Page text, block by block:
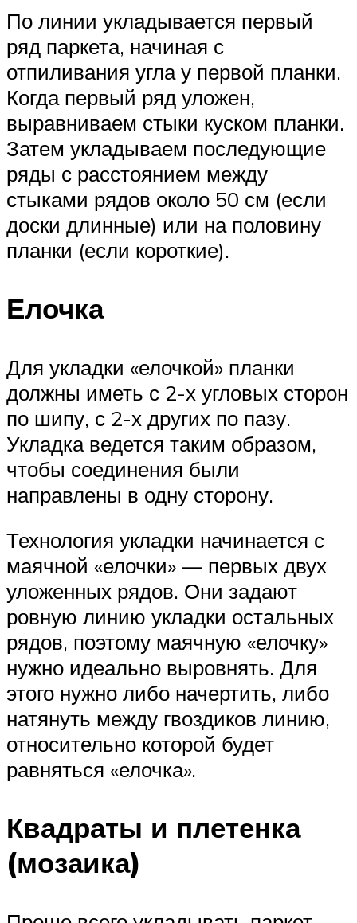
По линии укладывается первый
ряд паркета, начиная с
отпиливания угла у первой планки.
Когда первый ряд уложен,
выравниваем стыки куском планки.
Затем укладываем последующие
ряды с расстоянием между
стыками рядов около 50 см (если
доски длинные) или на половину
планки (если короткие).
Елочка
Для укладки «елочкой» планки
должны иметь с 2-х угловых сторон
по шипу, с 2-х других по пазу.
Укладка ведется таким образом,
чтобы соединения были
направлены в одну сторону.
Технология укладки начинается с
маячной «елочки» — первых двух
уложенных рядов. Они задают
ровную линию укладки остальных
рядов, поэтому маячную «елочку»
нужно идеально выровнять. Для
этого нужно либо начертить, либо
натянуть между гвоздиков линию,
относительно которой будет
равняться «елочка».
Квадраты и плетенка
(мозаика)